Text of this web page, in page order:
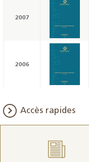
2007
2006
Accès rapides